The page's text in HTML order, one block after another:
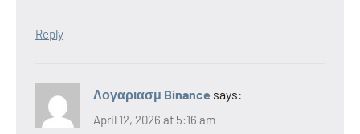
Reply
Λογαριασμ Binance says:
April 12, 2026 at 5:16 am